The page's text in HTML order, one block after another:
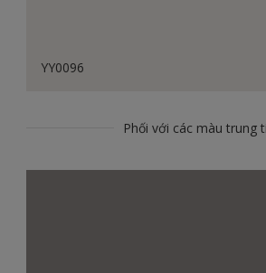
YY0096
Phối với các màu trung